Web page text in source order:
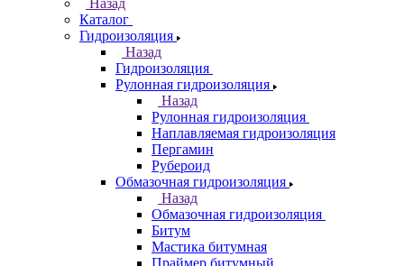
Назад
Каталог
Гидроизоляция
Назад
Гидроизоляция
Рулонная гидроизоляция
Назад
Рулонная гидроизоляция
Наплавляемая гидроизоляция
Пергамин
Рубероид
Обмазочная гидроизоляция
Назад
Обмазочная гидроизоляция
Битум
Мастика битумная
Праймер битумный